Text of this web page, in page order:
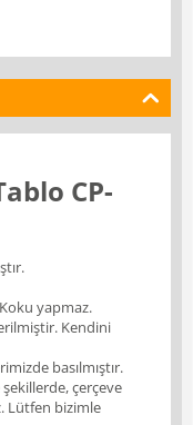
CP-
Koku yapmaz.
Kendini
basılmıştır.
çerçeve
Lütfen bizimle